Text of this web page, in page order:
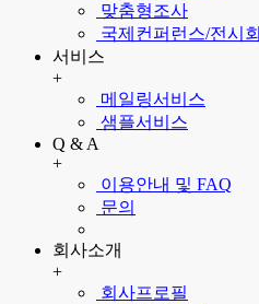
맞춤형조사
국제컨퍼런스/전시회
서비스
+
메일링서비스
샘플서비스
Q & A
+
이용안내 및 FAQ
문의
회사소개
+
회사프로필